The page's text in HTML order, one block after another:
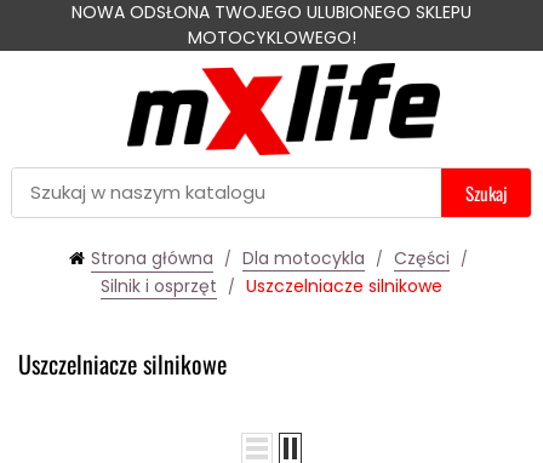
NOWA ODSŁONA TWOJEGO ULUBIONEGO SKLEPU
MOTOCYKLOWEGO!
Szukaj
Strona główna Dla motocykla
Części
Silnik i osprzęt
Uszczelniacze silnikowe
Uszczelniacze silnikowe